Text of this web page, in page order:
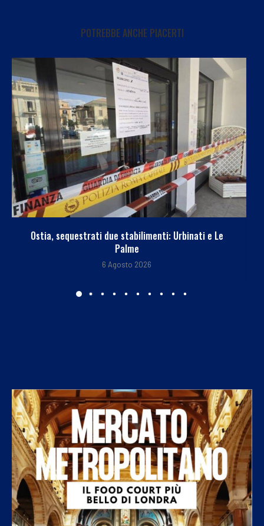
POTREBBE ANCHE PIACERTI
Eddie Brock, lo sfogo ripensando a Sanremo: “Io...
6 Agosto 2026